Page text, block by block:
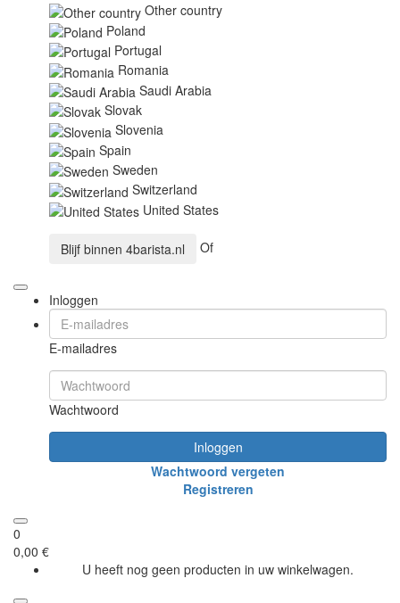
Other country
Poland
Portugal
Romania
Saudi Arabia
Slovak
Slovenia
Spain
Sweden
Switzerland
United States
Blijf binnen 4barista.nl Of
Inloggen
E-mailadres
Wachtwoord
Inloggen
Wachtwoord vergeten
Registreren
0
0,00 €
U heeft nog geen producten in uw winkelwagen.